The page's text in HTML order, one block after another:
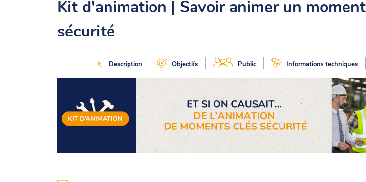
Kit d'animation | Savoir animer un moment
sécurité
Description Objectifs Public Informations techniques